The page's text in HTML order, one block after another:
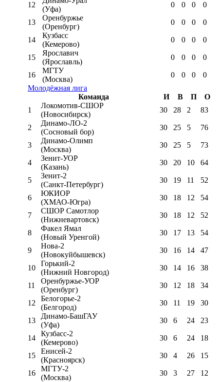
12
(Уфа)
0 0 0 0
13
Оренбуржье
(Оренбург)
0 0 0 0
14
Кузбасс
(Кемерово)
0 0 0 0
15
Ярославич
(Ярославль)
0 0 0 0
16
МГТУ
(Москва)
0 0 0
0
Молодёжная лига
Команда
И В П
О
1
Локомотив-CШОР
(Новосибирск)
30 28 2 83
2
Динамо-ЛО-2
(Сосновый бор)
30 25 5 76
3
Динамо-Олимп
(Москва)
30 25 5 73
4
Зенит-УОР
(Казань)
30 20 10 64
5
Зенит-2
(Санкт-Петербург)
30 19 11 52
6
ЮКИОР
(ХМАО-Югра)
30 18 12 54
7
СШОР Самотлор
(Нижневартовск)
30 18 12 52
8
Факел Ямал
(Новый Уренгой)
30 17 13 54
9
Нова-2
(Новокуйбышевск)
30 16 14 47
10
Горький-2
(Нижний Новгород)
30 14 16 38
11
Оренбуржье-УОР
(Оренбург)
30 12 18 34
12
Белогорье-2
(Белгород)
30 11 19 30
13
Динамо-БашГАУ
(Уфа)
30 6 24 23
14
Кузбасс-2
(Кемерово)
30 6 24 18
15
Енисей-2
(Красноярск)
30 4 26 15
16
МГТУ-2
(Москва)
30 3 27 12